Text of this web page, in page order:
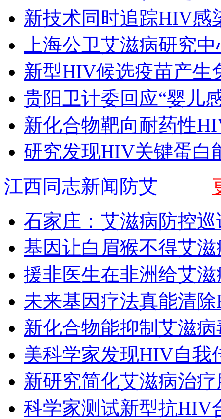
新技术同时追踪HIV感
上海公卫艾滋病研究
新型HIV候选疫苗产生
贵阳卫计委回应“婴儿
新化合物靶向耐药性
研究发现HIV关键蛋白
江西同志新闻防艾
石家庄：艾滋病防控
基因让白眉猴不得艾滋
援非医生在非洲给艾
未来基因疗法真能清
新化合物能抑制艾滋
美科学家发现HIV自我
新研究简化艾滋病治
科学家测试新型抗HIV